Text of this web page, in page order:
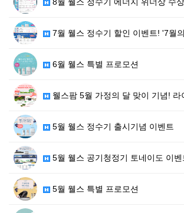
8월 웰스 정수기 에너지 위너상 수
7월 웰스 정수기 할인 이벤트! '7월
6월 웰스 특별 프로모션
웰스팜 5월 가정의 달 맞이 기념! 라
5월 웰스 정수기 출시기념 이벤트
5월 웰스 공기청정기 토네이도 이벤
5월 웰스 특별 프로모션